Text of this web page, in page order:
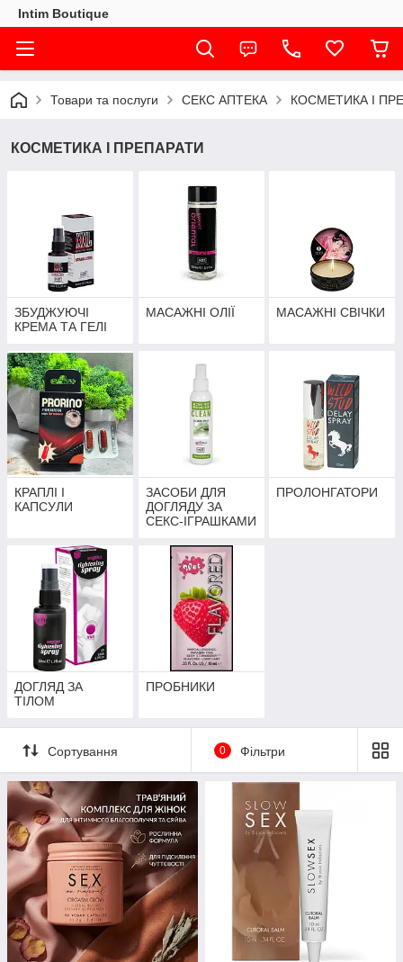
Intim Boutique
Товари та послуги СЕКС АПТЕКА КОСМЕТИКА І
КОСМЕТИКА І ПРЕПАРАТИ
ЗБУДЖУЮЧІ
КРЕМА ТА ГЕЛІ
МАСАЖНІ ОЛІЇ МАСАЖНІ СВІЧКИ
КРАПЛІ І
КАПСУЛИ
ЗАСОБИ ДЛЯ
ДОГЛЯДУ ЗА
СЕКС-ІГРАШКАМИ
ПРОЛОНГАТОРИ
ДОГЛЯД ЗА
ТІЛОМ
ПРОБНИКИ
Сортування 0 Фільтри